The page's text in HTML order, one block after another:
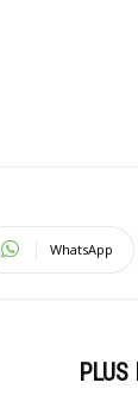
WhatsApp
PLUS